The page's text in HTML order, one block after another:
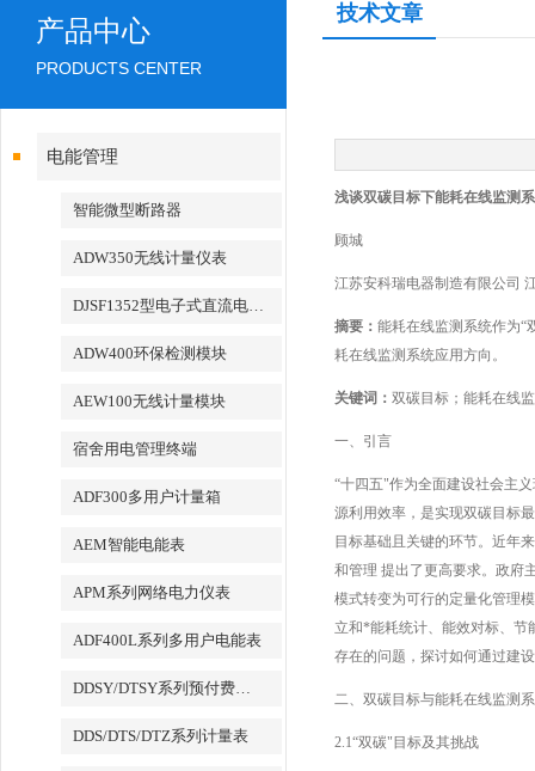
产品中心
PRODUCTS CENTER
电能管理
智能微型断路器
ADW350无线计量仪表
DJSF1352型电子式直流电能表
ADW400环保检测模块
AEW100无线计量模块
宿舍用电管理终端
ADF300多用户计量箱
AEM智能电能表
APM系列网络电力仪表
ADF400L系列多用户电能表
DDSY/DTSY系列预付费电表
DDS/DTS/DTZ系列计量表
技术文章
浅谈双碳目标下能耗在线监测
顾城
江苏安科瑞电器制造有限公司
摘要： 能耗在线监测系统作为“
耗在线监测系统应用方向。
关键词： 双碳目标；能耗在线
一、引言
“十四五"作为全面建设社会主
源利用效率，是实现双碳目标
目标基础且关键的环节。近年
和管理 提出了更高要求。政府
模式转变为可行的定量化管理
立和*能耗统计、能效对标、节
存在的问题，探讨如何通过建
二、双碳目标与能耗在线监测
2.1“双碳"目标及其挑战